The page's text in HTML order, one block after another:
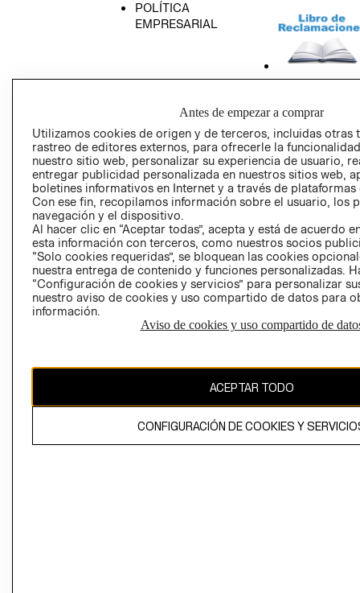
POLÍTICA
EMPRESARIAL
PRIVACIDAD
GIFT CARD
AVISO DE
Perú (S/)
CAMBIAR REGIÓN
Antes de empezar a comprar
Utilizamos cookies de origen y de terceros, incluidas otras
rastreo de editores externos, para ofrecerle la
nuestro sitio web, personalizar su experiencia de usuario,
entregar publicidad personalizada en nuestros sitios web,
boletines informativos en Internet y a través de plataformas
Con ese fin, recopilamos información sobre el usuario, los
navegación y el dispositivo.
Al hacer clic en “Aceptar todas”, acepta y está de acuerdo
esta información con terceros, como nuestros socios
“Solo cookies requeridas”, se bloquean las cookies
nuestra entrega de contenido y funciones personalizadas.
“Configuración de cookies y servicios” para personalizar
nuestro aviso de cookies y uso compartido de datos para
información.
Aviso de cookies y uso compartido de
ACEPTAR TODO
CONFIGURACIÓN DE COOKIES Y